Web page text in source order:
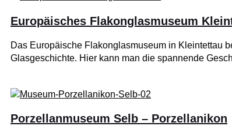
Europäisches Flakonglasmuseum
Das Europäische Flakonglasmuseum in Kleintettau
Glasgeschichte. Hier kann man die spannende
Porzellanmuseum Selb – Porzellanikon